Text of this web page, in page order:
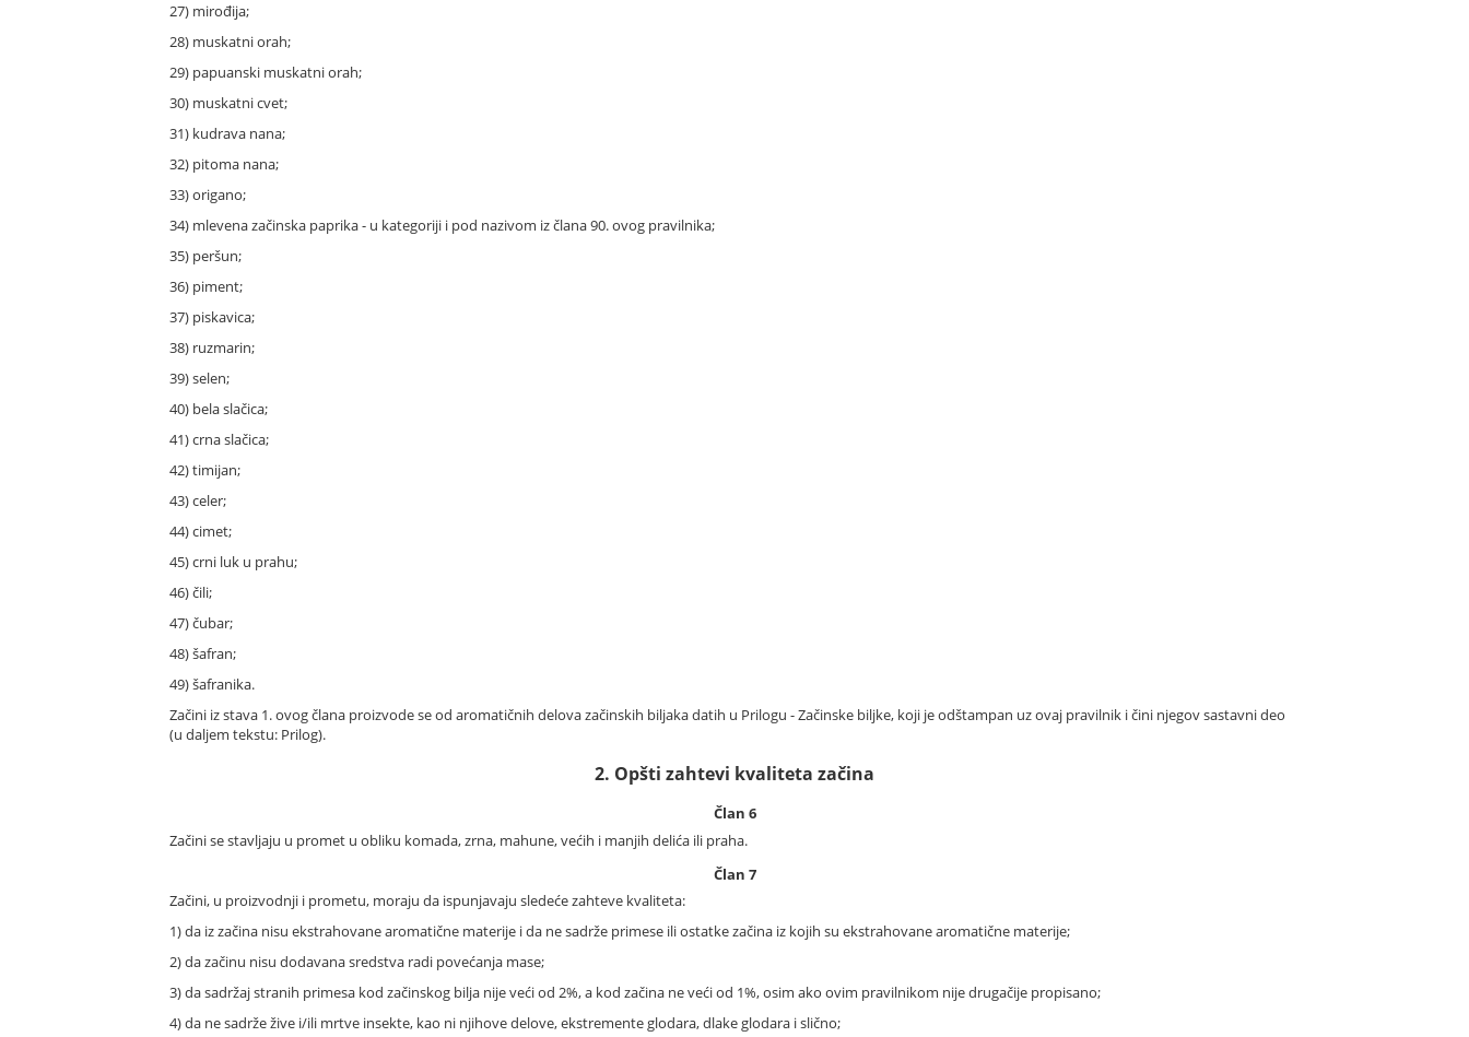
27) mirođija;
28) muskatni orah;
29) papuanski muskatni orah;
30) muskatni cvet;
31) kudrava nana;
32) pitoma nana;
33) origano;
34) mlevena začinska paprika - u kategoriji i pod nazivom iz člana 90. ovog pravilnika;
35) peršun;
36) piment;
37) piskavica;
38) ruzmarin;
39) selen;
40) bela slačica;
41) crna slačica;
42) timijan;
43) celer;
44) cimet;
45) crni luk u prahu;
46) čili;
47) čubar;
48) šafran;
49) šafranika.
Začini iz stava 1. ovog člana proizvode se od aromatičnih delova začinskih biljaka datih u Prilogu - Začinske biljke, koji je odštampan uz ovaj pravilnik i čini njegov sastavni deo
(u daljem tekstu: Prilog).
2. Opšti zahtevi kvaliteta začina
Član 6
Začini se stavljaju u promet u obliku komada, zrna, mahune, većih i manjih delića ili praha.
Član 7
Začini, u proizvodnji i prometu, moraju da ispunjavaju sledeće zahteve kvaliteta:
1) da iz začina nisu ekstrahovane aromatične materije i da ne sadrže primese ili ostatke začina iz kojih su ekstrahovane aromatične materije;
2) da začinu nisu dodavana sredstva radi povećanja mase;
3) da sadržaj stranih primesa kod začinskog bilja nije veći od 2%, a kod začina ne veći od 1%, osim ako ovim pravilnikom nije drugačije propisano;
4) da ne sadrže žive i/ili mrtve insekte, kao ni njihove delove, ekstremente glodara, dlake glodara i slično;